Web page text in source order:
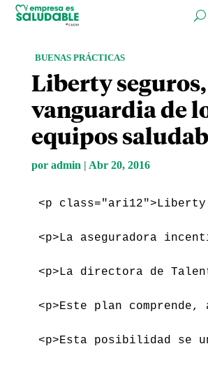
BUENAS PRÁCTICAS
Liberty seguros,
vanguardia de
equipos
por admin | Abr 20, 2016
<p class="ari12">Liberty
<p>La aseguradora
<p>La directora de
<p>Este plan comprende,
<p>Esta posibilidad se